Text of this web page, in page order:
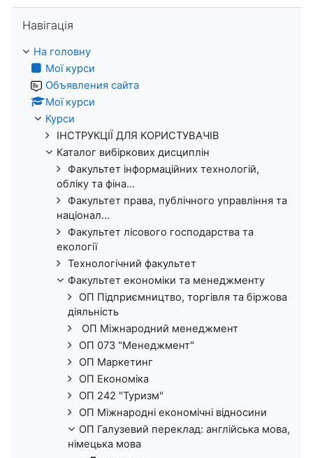
Навігація
На головну
Мої курси
Объявления сайта
Мої курси
Курси
ІНСТРУКЦІЇ ДЛЯ КОРИСТУВАЧІВ
Каталог вибіркових дисциплін
Факультет інформаційних технологій,
обліку та фіна...
Факультет права, публічного управління та
націонал...
Факультет лісового господарства та
екології
Технологічний факультет
Факультет економіки та менеджменту
ОП Підприємництво, торгівля та біржова
діяльність
ОП Міжнародний менеджмент
ОП 073 "Менеджмент"
ОП Маркетинг
ОП Економіка
ОП 242 "Туризм"
ОП Міжнародні економічні відносини
ОП Галузевий переклад: англійська мова,
німецька мова